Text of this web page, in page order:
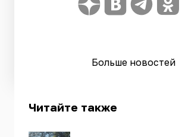
Больше новостей
Читайте также